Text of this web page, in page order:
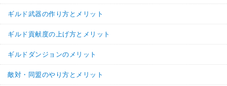
ギルド武器の作り方とメリット
ギルド貢献度の上げ方とメリット
ギルドダンジョンのメリット
敵対・同盟のやり方とメリット